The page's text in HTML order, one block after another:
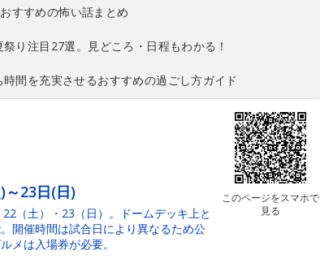
すすめの怖い話まとめ
祭り注目27選。見どころ・日程もわかる！
時間を充実させるおすすめの過ごし方ガイド
このページをスマホで
見る
～23日(日)
（土）・23（日）。ドームデッキ上と
開催時間は試合日により異なるため公
メは入場券が必要。